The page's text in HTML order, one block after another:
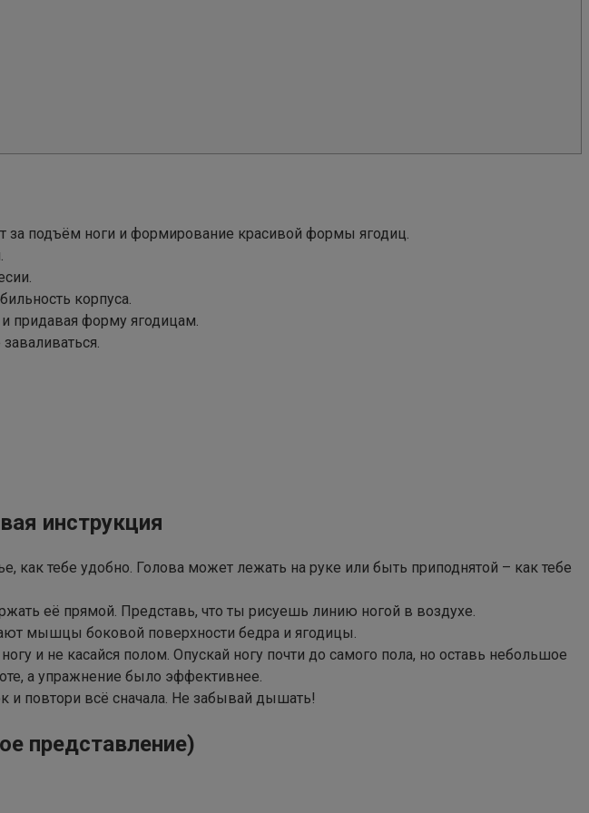
за подъём ноги и формирование красивой формы ягодиц.
корпуса.
придавая форму ягодицам.
инструкция
как тебе удобно. Голова может лежать на руке или быть приподнятой – как тебе
её прямой. Представь, что ты рисуешь линию ногой в воздухе.
мышцы боковой поверхности бедра и ягодицы.
и не касайся полом. Опускай ногу почти до самого пола, но оставь небольшое
а упражнение было эффективнее.
и повтори всё сначала. Не забывай дышать!
представление)